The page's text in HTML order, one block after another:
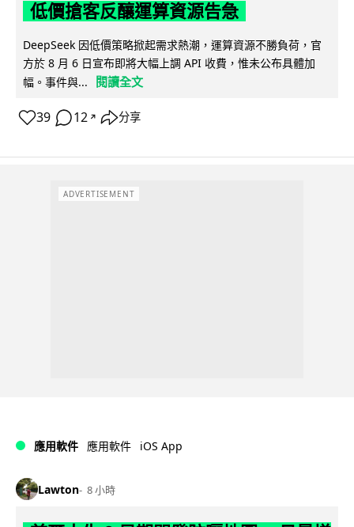
低價搶客反釀運算資源告急
DeepSeek 因低價策略掀起需求熱潮，運算資源不勝負荷，官
方於 8 月 6 日宣布即將大幅上調 API 收費，惟未公布具體加
幅。事件與...
閱讀全文
39 12 ↗ 分享
ADVERTISEMENT
應用軟件 應用軟件 iOS App
Lawton 8 小時